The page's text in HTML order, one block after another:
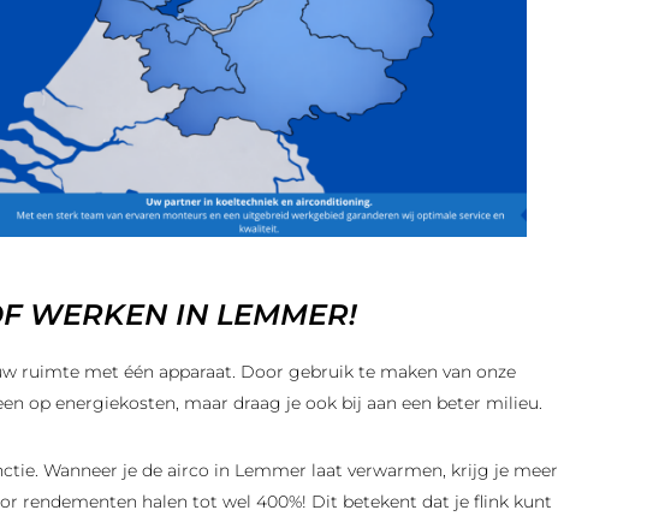
WERKEN IN LEMMER!
ruimte met één apparaat. Door gebruik te maken van onze
op energiekosten, maar draag je ook bij aan een beter milieu.
Wanneer je de airco in Lemmer laat verwarmen, krijg je meer
rendementen halen tot wel 400%! Dit betekent dat je flink kunt